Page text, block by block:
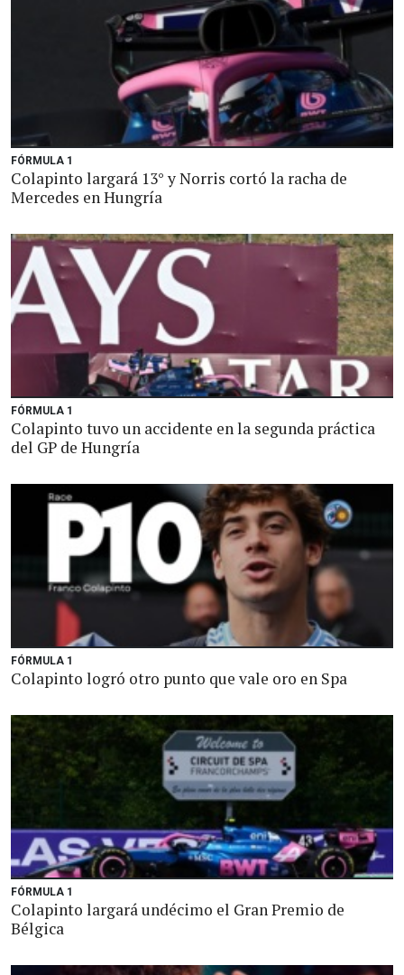
FÓRMULA 1
Colapinto largará 13° y Norris cortó la racha de
Mercedes en Hungría
FÓRMULA 1
Colapinto tuvo un accidente en la segunda práctica
del GP de Hungría
FÓRMULA 1
Colapinto logró otro punto que vale oro en Spa
FÓRMULA 1
Colapinto largará undécimo el Gran Premio de
Bélgica